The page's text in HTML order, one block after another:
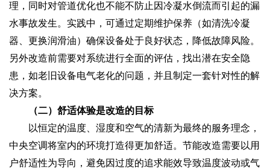
理，同时对管道优化也不能不防止因冷凝水倒流而引起的漏
水事故发生。实践中，可通过定期维护保养（如清洗冷凝
器、更换润滑油）确保设备处于良好状态，降低故障风险。
另外改造前需要对系统进行全面的评估，找出潜在安全隐
患，如老旧设备电气老化的问题，并且制定一套针对性的解
决方案。
（二）舒适体验是改造的目标
以恒定的温度、湿度和空气的清新为最终的服务理念，
中央空调将室内的环境打造得更加舒适。节能改造需要以用
户舒适性为导向，避免因过度的追求能效导致温度波动或气